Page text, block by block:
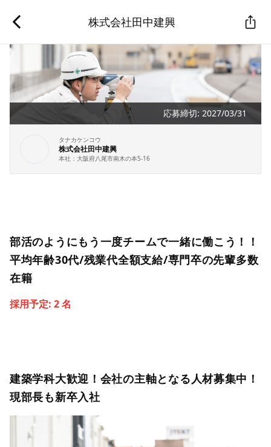
株式会社田中建興
応募締切: 2027/03/31
タナカケンコウ
株式会社田中建興
本社： 大阪府八尾市南木の本5-16
部活のようにもう一度チームで一緒に働こう！！
平均年齢30代/残業代全額支給/専門卒の先輩多数
在籍
採用予定: 2名
建築学科大歓迎！会社の主軸となる人材募集中！
現部長も新卒入社